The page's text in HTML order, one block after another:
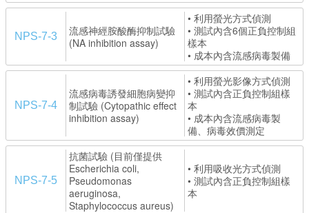
NPS-7-3
流感神經胺酸酶抑制試驗
(NA inhibition assay)
• 利用螢光方式偵測
• 測試內含6個正負控制組
樣本
• 成本內含流感病毒製備
NPS-7-4
流感病毒誘發細胞病變抑
制試驗 (Cytopathic effect
inhibition assay)
• 利用螢光影像方式偵測
• 測試內含正負控制組樣
本
• 成本內含流感病毒製
備、病毒效價測定
NPS-7-5
抗菌試驗 (目前僅提供
Escherichia coli,
Pseudomonas
aeruginosa,
Staphylococcus aureus)
• 利用吸收光方式偵測
• 測試內含正負控制組樣
本